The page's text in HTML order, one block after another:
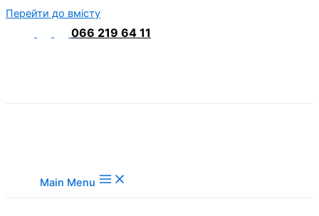
Перейти до вмісту
066 219 64 11
Main Menu